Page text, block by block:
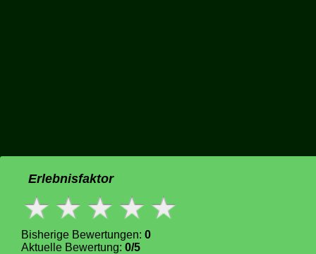
Erlebnisfaktor
Bisherige Bewertungen: 0
Aktuelle Bewertung: 0/5